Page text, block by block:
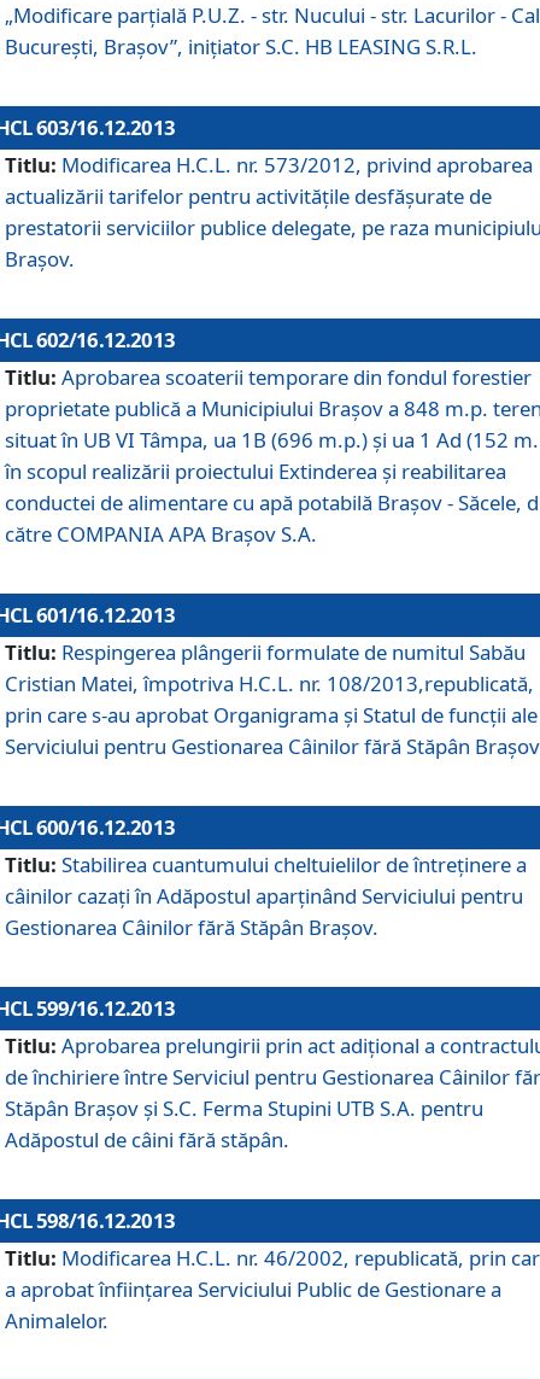
„Modificare parţială P.U.Z. - str. Nucului - str. Lacurilor -
Bucureşti, Braşov”, iniţiator S.C. HB LEASING S.R.L.
603/16.12.2013
Titlu: Modificarea H.C.L. nr. 573/2012, privind aprobarea
actualizării tarifelor pentru activităţile desfăşurate de
prestatorii serviciilor publice delegate, pe raza
Braşov.
602/16.12.2013
Titlu: Aprobarea scoaterii temporare din fondul forestier
proprietate publică a Municipiului Braşov a 848 m.p.
situat în UB VI Tâmpa, ua 1B (696 m.p.) şi ua 1 Ad (152
în scopul realizării proiectului Extinderea şi reabilitarea
conductei de alimentare cu apă potabilă Braşov - Săcele,
către COMPANIA APA Braşov S.A.
601/16.12.2013
Titlu: Respingerea plângerii formulate de numitul Sabău
Cristian Matei, împotriva H.C.L. nr. 108/2013,republicată,
prin care s-au aprobat Organigrama şi Statul de funcţii ale
Serviciului pentru Gestionarea Câinilor fără Stăpân
600/16.12.2013
Titlu: Stabilirea cuantumului cheltuielilor de întreţinere a
câinilor cazaţi în Adăpostul aparţinând Serviciului pentru
Gestionarea Câinilor fără Stăpân Braşov.
599/16.12.2013
Titlu: Aprobarea prelungirii prin act adiţional a
de închiriere între Serviciul pentru Gestionarea Câinilor
Stăpân Braşov şi S.C. Ferma Stupini UTB S.A. pentru
Adăpostul de câini fără stăpân.
598/16.12.2013
Titlu: Modificarea H.C.L. nr. 46/2002, republicată, prin
a aprobat înfiinţarea Serviciului Public de Gestionare a
Animalelor.